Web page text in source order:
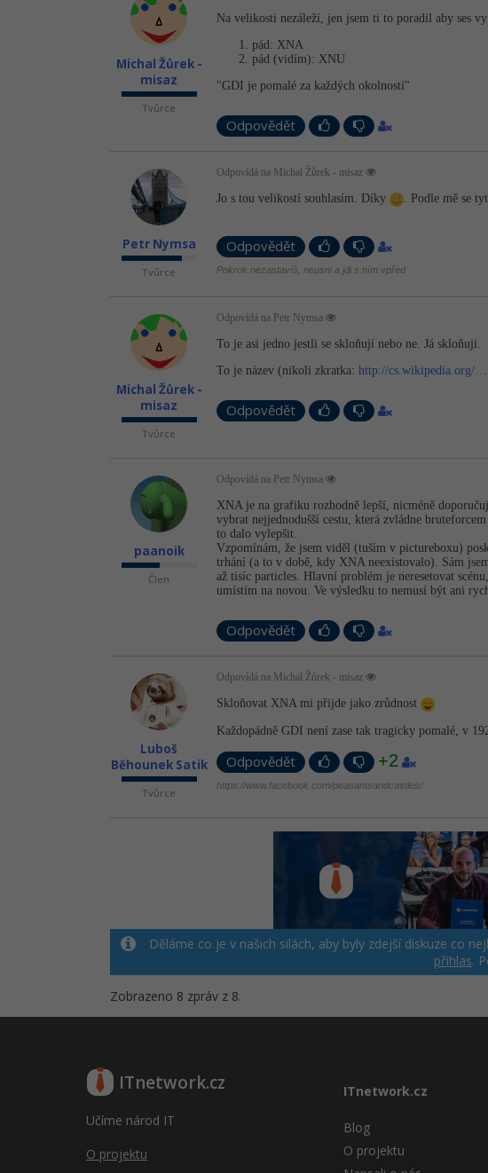
Michal Žůrek -
misaz
Tvůrce
Na velikosti nezáleží, jen jsem ti to poradil aby ses
pád: XNA
pád (vidím): XNU
"GDI je pomalé za každých okolností"
Odpovědět
Petr Nymsa
Tvůrce
Odpovídá na Michal Žůrek - misaz
Jo s tou velikostí souhlasím. Díky . Podle mě se
Odpovědět
Pokrok nezastavíš, neusni a jdi s ním vpřed
Michal Žůrek -
misaz
Tvůrce
Odpovídá na Petr Nymsa
To je asi jedno jestli se skloňují nebo ne. Já skloňuji.
To je název (nikoli zkratka: http://cs.wikipedia.org/
Odpovědět
paanoik
Člen
Odpovídá na Petr Nymsa
XNA je na grafiku rozhodně lepší, nicméně
vybrat nejjednodušší cestu, která zvládne
to dalo vylepšit.
Vzpomínám, že jsem viděl (tuším v pictureboxu)
trhání (a to v době, kdy XNA neexistovalo). Sám
až tisíc particles. Hlavní problém je neresetovat
umístím na novou. Ve výsledku to nemusí být ani
Odpovědět
Luboš
Běhounek Satik
Tvůrce
Odpovídá na Michal Žůrek - misaz
Skloňovat XNA mi přijde jako zrůdnost
Každopádně GDI není zase tak tragicky pomalé, v
Odpovědět +2
https://www.facebook.com/peasantsandcastles/
Děláme co je v našich silách, aby byly zdejší diskuze co
přihlas.
Zobrazeno 8 zpráv z 8.
ITnetwork.cz
Učíme národ IT
O projektu
ITnetwork.cz
Blog
O projektu